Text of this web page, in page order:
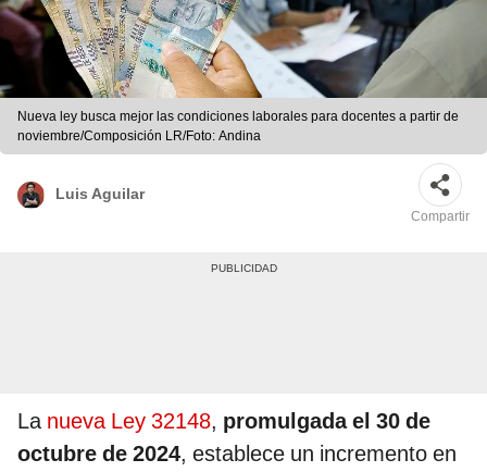
Nueva ley busca mejor las condiciones laborales para docentes a partir de
noviembre/Composición LR/Foto: Andina
Luis Aguilar
Compartir
La nueva Ley 32148, promulgada el 30 de
octubre de 2024, establece un incremento en